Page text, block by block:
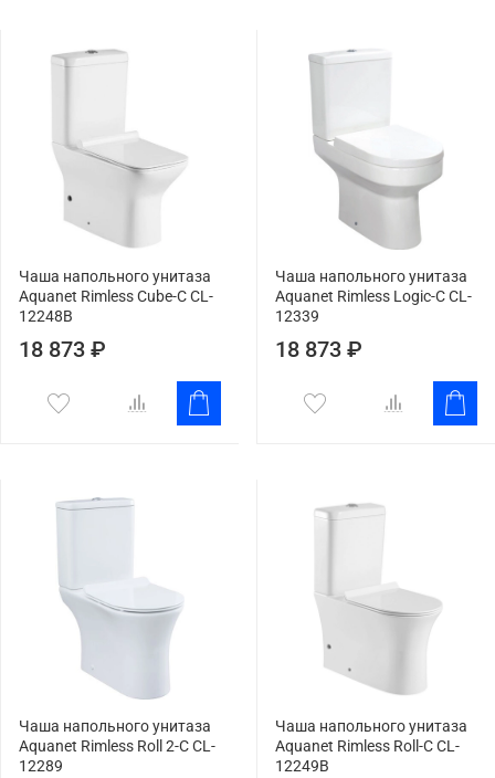
Чаша напольного унитаза
Aquanet Rimless Cube-C CL-
12248B
18 873 ₽
Чаша напольного унитаза
Aquanet Rimless Logic-C CL-
12339
18 873 ₽
Чаша напольного унитаза
Aquanet Rimless Roll 2-C CL-
12289
Чаша напольного унитаза
Aquanet Rimless Roll-C CL-
12249B